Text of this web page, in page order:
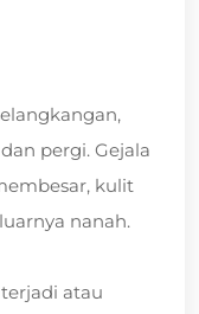
pergi. Gejala
kulit
nanah.
atau